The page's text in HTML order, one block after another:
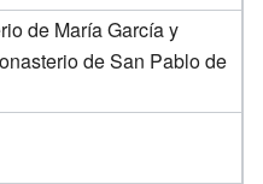
de María García y
de San Pablo de